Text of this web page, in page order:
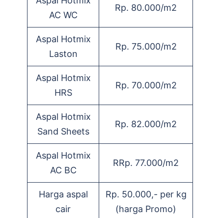
AC WC
Rp. 80.000/m2
Aspal Hotmix
Laston
Rp. 75.000/m2
Aspal Hotmix
HRS
Rp. 70.000/m2
Aspal Hotmix
Sand Sheets
Rp. 82.000/m2
Aspal Hotmix
AC BC
RRp. 77.000/m2
Harga aspal
cair
Rp. 50.000,- per kg
(harga Promo)